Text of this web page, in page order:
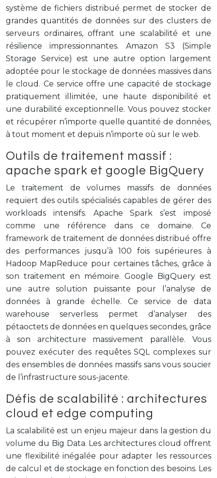
système de fichiers distribué permet de stocker de
grandes quantités de données sur des clusters de
serveurs ordinaires, offrant une scalabilité et une
résilience impressionnantes. Amazon S3 (Simple
Storage Service) est une autre option largement
adoptée pour le stockage de données massives dans
le cloud. Ce service offre une capacité de stockage
pratiquement illimitée, une haute disponibilité et
une durabilité exceptionnelle. Vous pouvez stocker
et récupérer n’importe quelle quantité de données,
à tout moment et depuis n’importe où sur le web.
Outils de traitement massif :
apache spark et google BigQuery
Le traitement de volumes massifs de données
requiert des outils spécialisés capables de gérer des
workloads intensifs. Apache Spark s’est imposé
comme une référence dans ce domaine. Ce
framework de traitement de données distribué offre
des performances jusqu’à 100 fois supérieures à
Hadoop MapReduce pour certaines tâches, grâce à
son traitement en mémoire. Google BigQuery est
une autre solution puissante pour l’analyse de
données à grande échelle. Ce service de data
warehouse serverless permet d’analyser des
pétaoctets de données en quelques secondes, grâce
à son architecture massivement parallèle. Vous
pouvez exécuter des requêtes SQL complexes sur
des ensembles de données massifs sans vous soucier
de l’infrastructure sous-jacente.
Défis de scalabilité : architectures
cloud et edge computing
La scalabilité est un enjeu majeur dans la gestion du
volume du Big Data. Les architectures cloud offrent
une flexibilité inégalée pour adapter les ressources
de calcul et de stockage en fonction des besoins. Les